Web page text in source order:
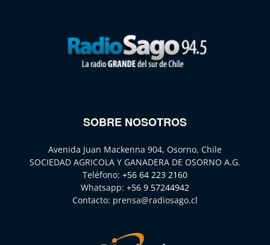
SOBRE NOSOTROS
Avenida Juan Mackenna 904, Osorno, Chile
SOCIEDAD AGRICOLA Y GANADERA DE OSORNO A.G.
Teléfono: +56 64 223 2160
Whatsapp: +56 9 57244942
Contacto: prensa@radiosago.cl